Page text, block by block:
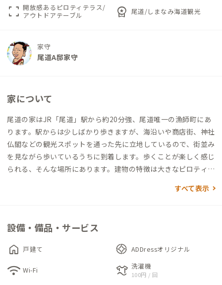
fullscreen 開放感あるピロティテラス/
アウトドアテーブル
workspace_premium 尾道/しまなみ海道観光
家守
尾道A邸家守
家について
尾道の家はJR「尾道」駅から約20分強、尾道唯一の漁師町にあ
ります。駅からは少しばかり歩きますが、海沿いや商店街、神社
仏閣などの観光スポットを通った先に立地しているので、街並み
を見ながら歩いているうちに到着します。歩くことが楽しく感じ
られる、そんな場所にあります。建物の特徴は大きなピロティテ
らビールでも飲んでみようか、といった気分にさせられます。建
製の水平連続窓から一望できる尾道水道や漁師町の風景が広が
ります。窓を開ければ、少し粘りつく潮風とほのかな香りが港町
にいることを感じさせられます。小上がりにある個室の引き戸を
閉めれば個室に早変わり。ロフトも予約個室です。この拠点の魅
力は、早朝。漁船のエンジン音で目を覚まして縦型ブラインド
すべて表示
設備・備品・サービス
home 戸建て ADDressオリジナル
wifi Wi-Fi laundry 洗濯機
100円 / 回